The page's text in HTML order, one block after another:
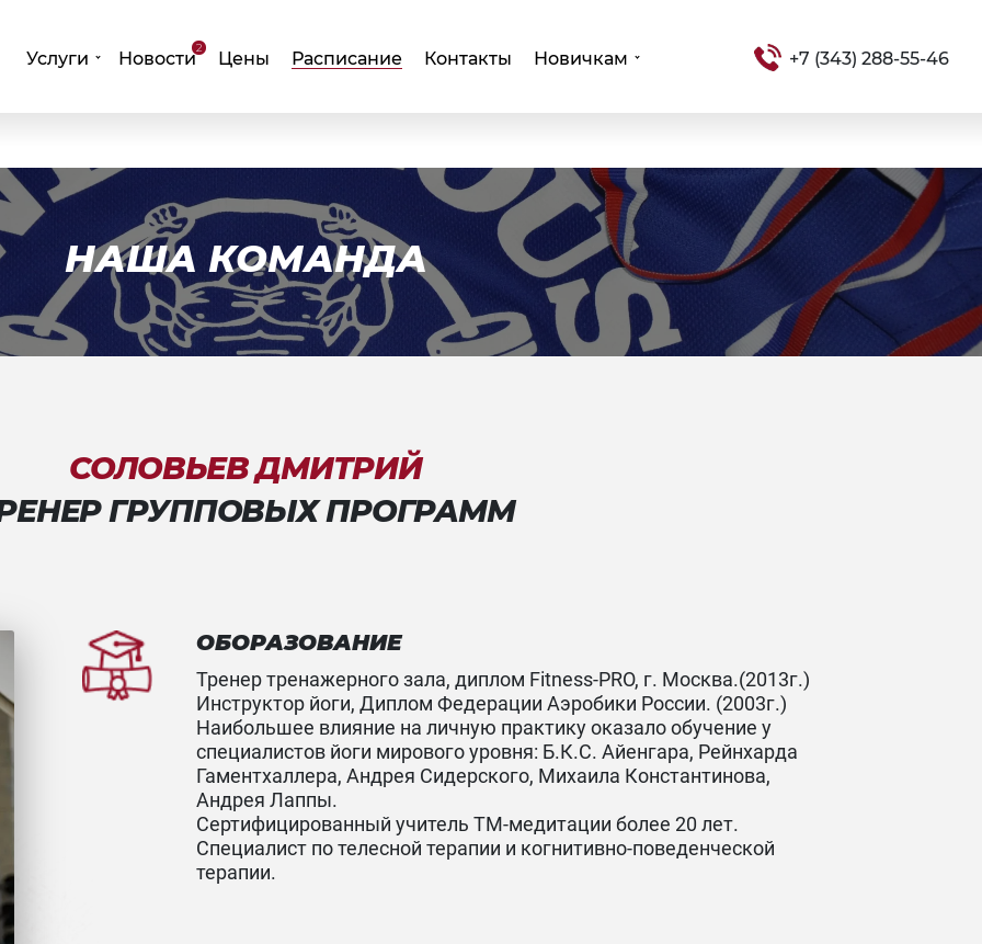
Услуги Новости
2
Цены Расписание Контакты Новичкам +7 (343) 288-55-46
НАША КОМАНДА
СОЛОВЬЕВ ДМИТРИЙ
ГРУППОВЫХ ПРОГРАММ
ОБОРАЗОВАНИЕ
Тренер тренажерного зала, диплом Fitness-PRO, г. Москва.(2013г.)
⁣⁣Инструктор йоги, Диплом Федерации Аэробики России. ⁣⁣(2003г.)
⁣⁣Наибольшее влияние на личную практику оказало обучение у
специалистов йоги мирового уровня: Б.К.С. Айенгара, Рейнхарда
Гаментхаллера, Андрея Сидерского, Михаила Константинова,
Андрея Лаппы. ⁣⁣⠀
⁣⁣Сертифицированный учитель ТМ-медитации более 20 лет.
Специалист по телесной терапии и когнитивно-поведенческой
терапии. ⁣⁣⠀